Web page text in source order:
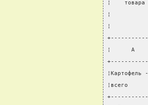
¦
¦              ¦
¦              ¦
¦      А
¦всего